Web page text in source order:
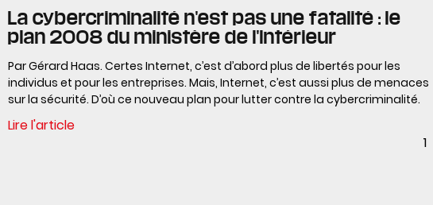
La cybercriminalité n'est pas une fatalité : le
plan 2008 du ministère de l'Intérieur
Par Gérard Haas. Certes Internet, c’est d’abord plus de libertés pour les
individus et pour les entreprises. Mais, Internet, c’est aussi plus de menaces
sur la sécurité. D’où ce nouveau plan pour lutter contre la cybercriminalité.
Lire l'article
1